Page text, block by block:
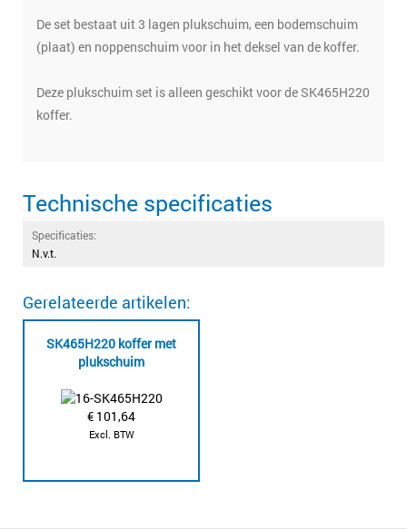
De set bestaat uit 3 lagen plukschuim, een bodemschuim
(plaat) en noppenschuim voor in het deksel van de koffer.
Deze plukschuim set is alleen geschikt voor de SK465H220
koffer.
Technische specificaties
Specificaties:
N.v.t.
Gerelateerde artikelen:
SK465H220 koffer met
plukschuim
€ 101,64
Excl. BTW